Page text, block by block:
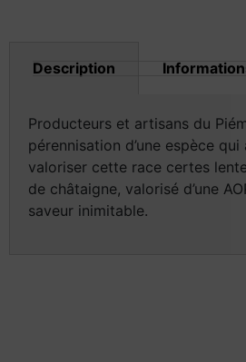
Description
Producteurs et artisans du
pérennisation d’une espèce
valoriser cette race certes
de châtaigne, valorisé d’une
saveur inimitable.